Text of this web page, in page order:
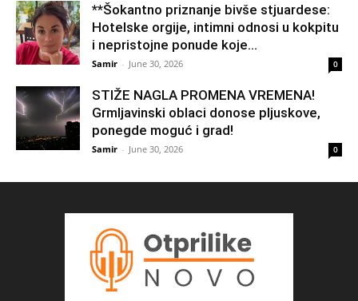
**Šokantno priznanje bivše stjuardese:
Hotelske orgije, intimni odnosi u kokpitu
i nepristojne ponude koje...
Samir - June 30, 2026 0
STIŽE NAGLA PROMENA VREMENA!
Grmljavinski oblaci donose pljuskove,
ponegde moguć i grad!
Samir - June 30, 2026 0